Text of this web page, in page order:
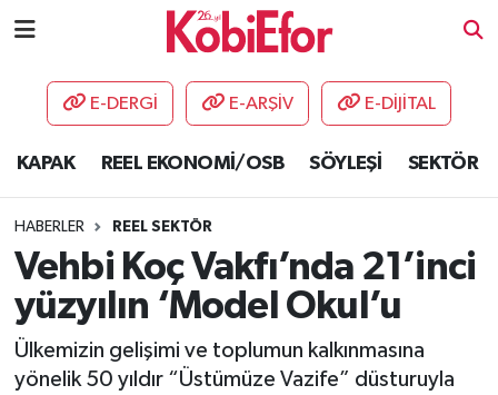
E-DERGİ E-ARŞİV E-DİJİTAL
KAPAK REEL EKONOMİ/OSB SÖYLEŞİ SEKTÖR
HABERLER REEL SEKTÖR
Vehbi Koç Vakfı’nda 21’inci
yüzyılın ‘Model Okul’u
Ülkemizin gelişimi ve toplumun kalkınmasına
yönelik 50 yıldır “Üstümüze Vazife” düsturuyla
AKADEMİ
DESTEK-TEŞVİK
ETKİNLİK
GÜNCEL
HABERLER